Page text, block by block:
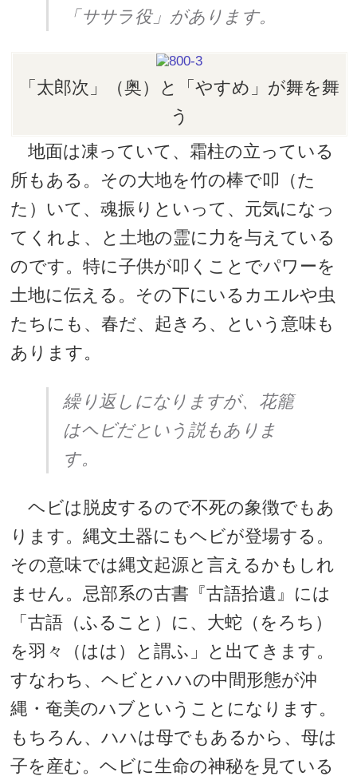
「ササラ役」があります。
「太郎次」（奥）と「やすめ」が舞を舞
う
地面は凍っていて、霜柱の立っている
所もある。その大地を竹の棒で叩（た
た）いて、魂振りといって、元気になっ
てくれよ、と土地の霊に力を与えている
のです。特に子供が叩くことでパワーを
土地に伝える。その下にいるカエルや虫
たちにも、春だ、起きろ、という意味も
あります。
繰り返しになりますが、花籠
はヘビだという説もありま
す。
ヘビは脱皮するので不死の象徴でもあ
ります。縄文土器にもヘビが登場する。
その意味では縄文起源と言えるかもしれ
ません。忌部系の古書『古語拾遺』には
「古語（ふること）に、大蛇（をろち）
を羽々（はは）と謂ふ」と出てきます。
すなわち、ヘビとハハの中間形態が沖
縄・奄美のハブということになります。
もちろん、ハハは母でもあるから、母は
子を産む。ヘビに生命の神秘を見ている